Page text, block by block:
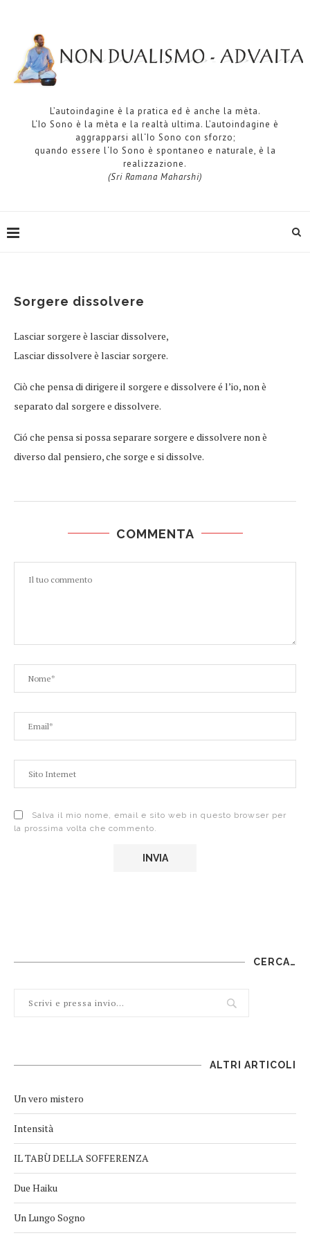
L’autoindagine è la pratica ed è anche la mèta.
L‘Io Sono è la mèta e la realtà ultima. L’autoindagine è
aggrapparsi all‘Io Sono con sforzo;
quando essere l‘Io Sono è spontaneo e naturale, è la
realizzazione.
(Sri Ramana Maharshi)
Sorgere dissolvere
Lasciar sorgere è lasciar dissolvere,
Lasciar dissolvere è lasciar sorgere.
Ciò che pensa di dirigere il sorgere e dissolvere é l’io, non è
separato dal sorgere e dissolvere.
Ció che pensa si possa separare sorgere e dissolvere non è
diverso dal pensiero, che sorge e si dissolve.
COMMENTA
Salva il mio nome, email e sito web in questo browser per
la prossima volta che commento.
CERCA…
ALTRI ARTICOLI
Un vero mistero
Intensità
IL TABÙ DELLA SOFFERENZA
Due Haiku
Un Lungo Sogno